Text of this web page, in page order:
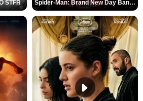
STFR Spider-Man: Brand New Day Bande-annonce VO STFR